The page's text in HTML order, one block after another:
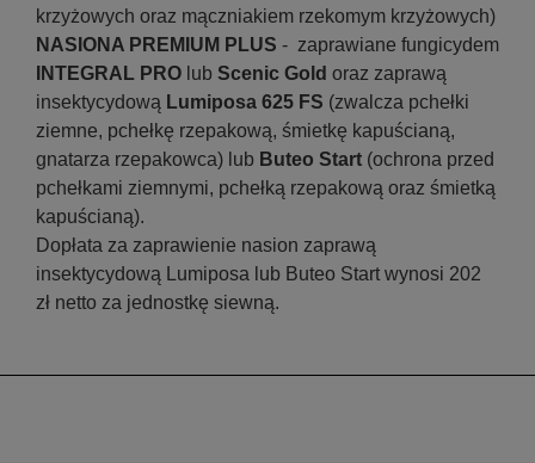
krzyżowych oraz mączniakiem rzekomym krzyżowych)
NASIONA PREMIUM PLUS - zaprawiane fungicydem
INTEGRAL PRO lub Scenic Gold oraz zaprawą
insektycydową Lumiposa 625 FS (zwalcza pchełki
ziemne, pchełkę rzepakową, śmietkę kapuścianą,
gnatarza rzepakowca) lub Buteo Start (ochrona przed
pchełkami ziemnymi, pchełką rzepakową oraz śmietką
kapuścianą).
Dopłata za zaprawienie nasion zaprawą
insektycydową Lumiposa lub Buteo Start wynosi 202
zł netto za jednostkę siewną.